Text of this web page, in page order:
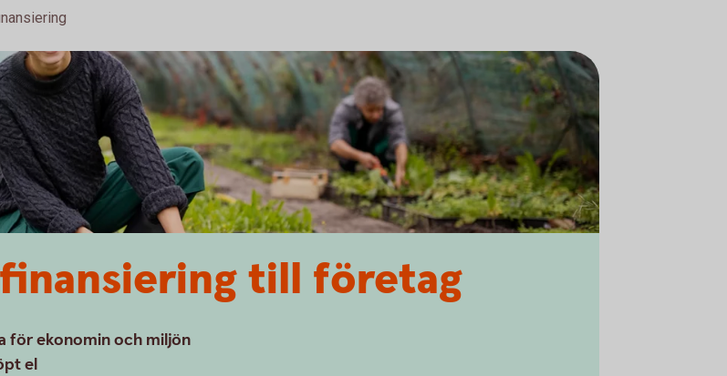
till företag
för ekonomin och miljön
el